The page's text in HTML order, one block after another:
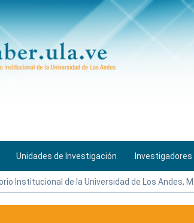
Unidades de Investigación Investigadores
Institucional de la Universidad de Los Andes,